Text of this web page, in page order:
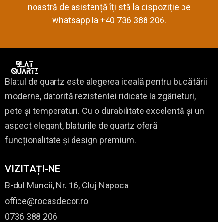
noastră de asistență îți stă la dispoziție pe
whatsapp la +40 736 388 206.
Blatul de quartz este alegerea ideală pentru bucătării
moderne, datorită rezistenței ridicate la zgârieturi,
pete și temperaturi. Cu o durabilitate excelentă și un
aspect elegant, blaturile de quartz oferă
funcționalitate și design premium.
VIZITAȚI-NE
B-dul Muncii, Nr. 16, Cluj Napoca
office@rocasdecor.ro
0736 388 206